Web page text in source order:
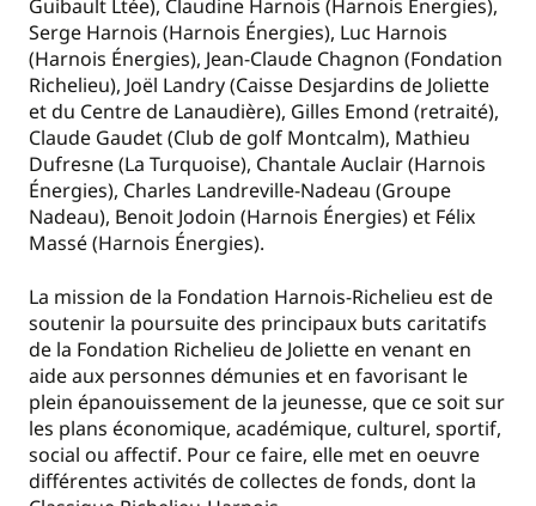
Guibault Ltée), Claudine Harnois (Harnois Énergies),
Serge Harnois (Harnois Énergies), Luc Harnois
(Harnois Énergies), Jean-Claude Chagnon (Fondation
Richelieu), Joël Landry (Caisse Desjardins de Joliette
et du Centre de Lanaudière), Gilles Emond (retraité),
Claude Gaudet (Club de golf Montcalm), Mathieu
Dufresne (La Turquoise), Chantale Auclair (Harnois
Énergies), Charles Landreville-Nadeau (Groupe
Nadeau), Benoit Jodoin (Harnois Énergies) et Félix
Massé (Harnois Énergies).
La mission de la Fondation Harnois-Richelieu est de
soutenir la poursuite des principaux buts caritatifs
de la Fondation Richelieu de Joliette en venant en
aide aux personnes démunies et en favorisant le
plein épanouissement de la jeunesse, que ce soit sur
les plans économique, académique, culturel, sportif,
social ou affectif. Pour ce faire, elle met en oeuvre
différentes activités de collectes de fonds, dont la